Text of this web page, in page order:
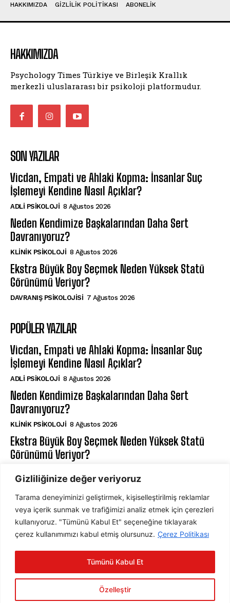
Gizliliğinize değer veriyoruz
Tarama deneyiminizi geliştirmek, kişiselleştirilmiş reklamlar
veya içerik sunmak ve trafiğimizi analiz etmek için çerezleri
kullanıyoruz. "Tümünü Kabul Et" seçeneğine tıklayarak
çerez kullanımımızı kabul etmiş olursunuz. Çerez Politikası
Özelleştir
Tümünü Kabul Et
HAKKIMIZDA GIZLILIK POLITIKASI ABONELIK
HAKKIMIZDA
Psychology Times Türkiye ve Birleşik Krallık
merkezli uluslararası bir psikoloji platformudur.
SON YAZILAR
Vicdan, Empati ve Ahlaki Kopma: İnsanlar Suç
İşlemeyi Kendine Nasıl Açıklar?
ADLI PSIKOLOJI 8 Ağustos 2026
Neden Kendimize Başkalarından Daha Sert
Davranıyoruz?
KLINIK PSIKOLOJI 8 Ağustos 2026
Ekstra Büyük Boy Seçmek Neden Yüksek Statü
Görünümü Veriyor?
DAVRANIŞ PSIKOLOJISI 7 Ağustos 2026
POPÜLER YAZILAR
Vicdan, Empati ve Ahlaki Kopma: İnsanlar Suç
İşlemeyi Kendine Nasıl Açıklar?
ADLI PSIKOLOJI 8 Ağustos 2026
Neden Kendimize Başkalarından Daha Sert
Davranıyoruz?
KLINIK PSIKOLOJI 8 Ağustos 2026
Ekstra Büyük Boy Seçmek Neden Yüksek Statü
Görünümü Veriyor?
ABONE OL
ABONE OL
okudum, onaylıyorum.